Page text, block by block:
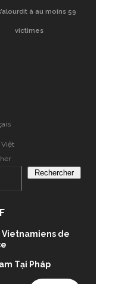
à au moins 59
victimes
Việt
Rechercher
de
Tại Pháp